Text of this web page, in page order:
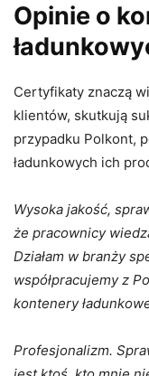
Opinie o
Certyfikaty znaczą
klientów, skutkują
przypadku Polkont,
ładunkowych ich
Wysoka jakość,
że pracownicy
Działam w branży
współpracujemy z
kontenery
Profesjonalizm.